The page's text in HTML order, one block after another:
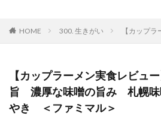
HOME 300. 生きがい 【カップ
【カップラーメン実食レビュ
旨 濃厚な味噌の旨み 札幌
やき ＜ファミマル＞